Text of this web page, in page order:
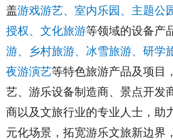
盖游戏游艺、室内乐园、主题公
授权、文化旅游等领域的设备产
游、乡村旅游、冰雪旅游、研学
夜游演艺等特色旅游产品及项目
艺、游乐设备制造商、景点开发
商以及文旅行业的专业人士，助
元化场景，拓宽游乐文旅新边界